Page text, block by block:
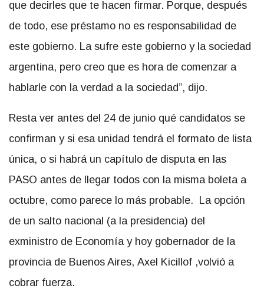
que decirles que te hacen firmar. Porque, después
de todo, ese préstamo no es responsabilidad de
este gobierno. La sufre este gobierno y la sociedad
argentina, pero creo que es hora de comenzar a
hablarle con la verdad a la sociedad”, dijo.
Resta ver antes del 24 de junio qué candidatos se
confirman y si esa unidad tendrá el formato de lista
única, o si habrá un capítulo de disputa en las
PASO antes de llegar todos con la misma boleta a
octubre, como parece lo más probable. La opción
de un salto nacional (a la presidencia) del
exministro de Economía y hoy gobernador de la
provincia de Buenos Aires, Axel Kicillof ,volvió a
cobrar fuerza.